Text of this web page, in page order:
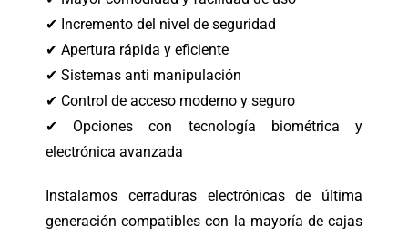
✔ Incremento del nivel de seguridad
✔ Apertura rápida y eficiente
✔ Sistemas anti manipulación
✔ Control de acceso moderno y seguro
✔ Opciones con tecnología biométrica y
electrónica avanzada
Instalamos cerraduras electrónicas de última
generación compatibles con la mayoría de cajas